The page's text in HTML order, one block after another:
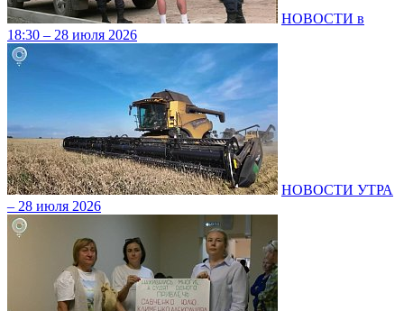
НОВОСТИ в
18:30 – 28 июля 2026
НОВОСТИ УТРА
– 28 июля 2026